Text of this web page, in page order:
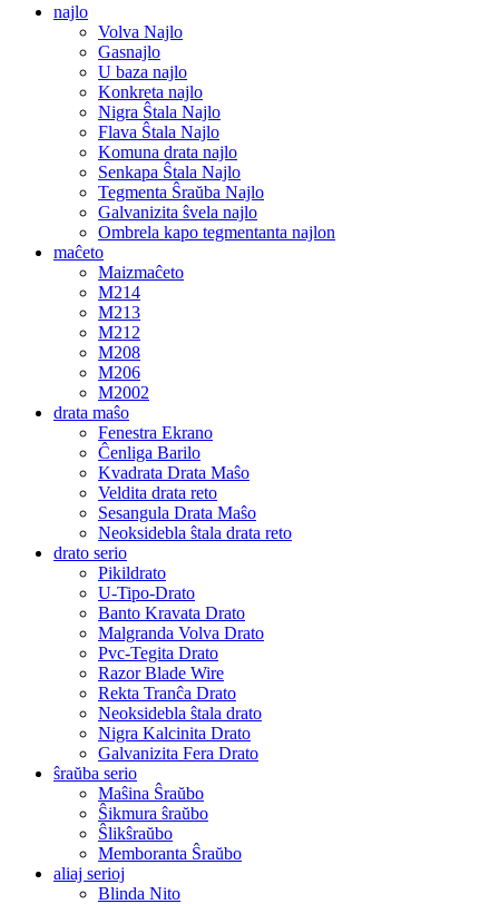
najlo
Volva Najlo
Gasnajlo
U baza najlo
Konkreta najlo
Nigra Ŝtala Najlo
Flava Ŝtala Najlo
Komuna drata najlo
Senkapa Ŝtala Najlo
Tegmenta Ŝraŭba Najlo
Galvanizita ŝvela najlo
Ombrela kapo tegmentanta najlon
maĉeto
Maizmaĉeto
M214
M213
M212
M208
M206
M2002
drata maŝo
Fenestra Ekrano
Ĉenliga Barilo
Kvadrata Drata Maŝo
Veldita drata reto
Sesangula Drata Maŝo
Neoksidebla ŝtala drata reto
drato serio
Pikildrato
U-Tipo-Drato
Banto Kravata Drato
Malgranda Volva Drato
Pvc-Tegita Drato
Razor Blade Wire
Rekta Tranĉa Drato
Neoksidebla ŝtala drato
Nigra Kalcinita Drato
Galvanizita Fera Drato
ŝraŭba serio
Maŝina Ŝraŭbo
Ŝikmura ŝraŭbo
Ŝlikŝraŭbo
Memboranta Ŝraŭbo
aliaj serioj
Blinda Nito